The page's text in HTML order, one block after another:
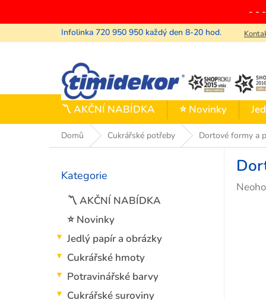
obsah
- -
〽️ AKČNÍ NABÍDKA ⭐ Novinky
Domů Cukrářské potřeby Dortové formy a
Přeskočit
Kategorie
〽️ AKČNÍ NABÍDKA
⭐ Novinky
Jedlý papír a obrázky
Cukrářské hmoty
Potravinářské barvy
Cukrářské suroviny